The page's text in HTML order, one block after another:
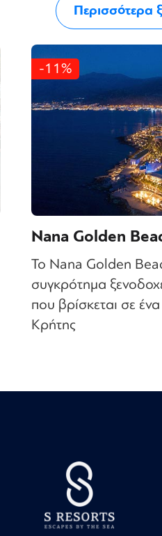
-11%
Nana Golden
Το Nana Golden
συγκρότημα
που βρίσκεται σε
Κρήτης
Περισσότερα